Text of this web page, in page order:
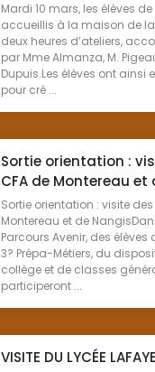
Mardi 10 mars, les élèves
accueillis à la maison de
deux heures d’ateliers,
par Mme Almanza, M.
Dupuis.Les élèves ont ainsi
pour cré ...
Sortie orientation :
CFA de Montereau et
Sortie orientation : visite des
Montereau et de
Parcours Avenir, des élèves
3? Prépa-Métiers, du
collège et de classes
participeront ...
VISITE DU LYCÉE